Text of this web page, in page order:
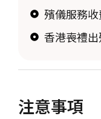
殯儀服務
香港喪禮
注意事項